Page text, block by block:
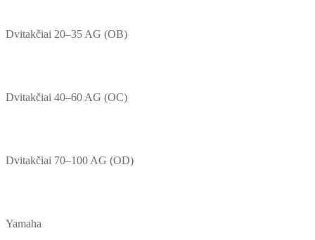
Dvitakčiai 20–35 AG (OB)
Dvitakčiai 40–60 AG (OC)
Dvitakčiai 70–100 AG (OD)
Yamaha